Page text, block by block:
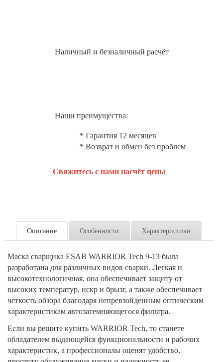
Наличный и безналичный расчёт
Наши преимущества:
* Гарантия 12 месяцев
* Возврат и обмен без проблем
Свяжитесь с нами насчёт цены
Описание Особенности Характеристики
Маска сварщика ESAB WARRIOR Tech 9-13 была
разработана для различных видов сварки. Легкая и
высокотехнологичная, она обеспечивает защиту от
высоких температур, искр и брызг, а также обеспечивает
четкость обзора благодаря непревзойденным оптическим
характеристикам автозатемняющегося фильтра.
Если вы решите купить WARRIOR Tech, то станете
обладателем выдающейся функциональности и рабочих
характеристик, а профессионалы оценят удобство,